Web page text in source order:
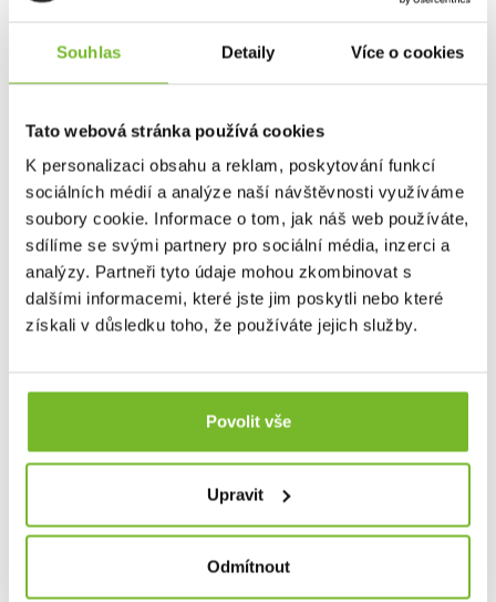
Souhlas Detaily Více o cookies
Tato webová stránka používá cookies
K personalizaci obsahu a reklam, poskytování funkcí
sociálních médií a analýze naší návštěvnosti využíváme
soubory cookie. Informace o tom, jak náš web používáte,
sdílíme se svými partnery pro sociální média, inzerci a
analýzy. Partneři tyto údaje mohou zkombinovat s
dalšími informacemi, které jste jim poskytli nebo které
získali v důsledku toho, že používáte jejich služby.
Povolit vše
Upravit
Odmítnout
Trauma – Červená - Pro ošetření zranění:
10× Náplast různých velikostí
8 běžných velikostí
2 větší náplasti
2× Čisticí ubrousky s cetrimidem
⬛Pomůcky – Černá - Praktické nástroje a